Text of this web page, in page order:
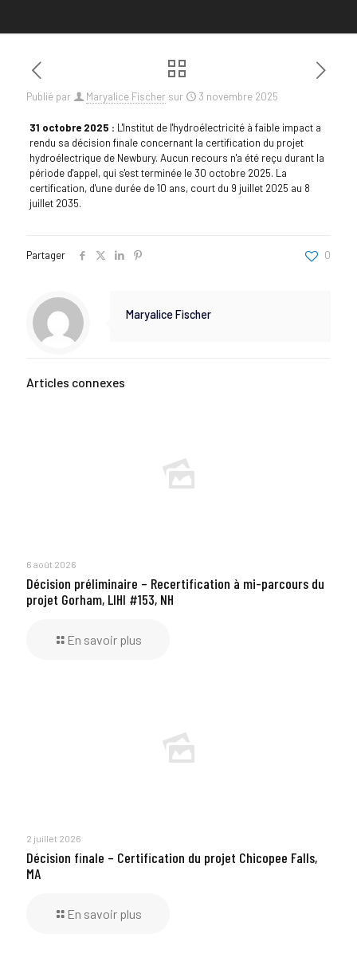
Publié par Maryalice Fischer sur 3 novembre 2025
31 octobre 2025 : L'Institut de l'hydroélectricité à faible impact a
rendu sa décision finale concernant la certification du projet
hydroélectrique de Newbury. Aucun recours n'a été reçu durant la
période d'appel, qui s'est terminée le 30 octobre 2025. La
certification, d'une durée de 10 ans, court du 9 juillet 2025 au 8
juillet 2035.
Partager 0
Maryalice Fischer
Articles connexes
6 août 2026
Décision préliminaire – Recertification à mi-parcours du
projet Gorham, LIHI #153, NH
En savoir plus
2 juillet 2026
Décision finale – Certification du projet Chicopee Falls,
MA
En savoir plus